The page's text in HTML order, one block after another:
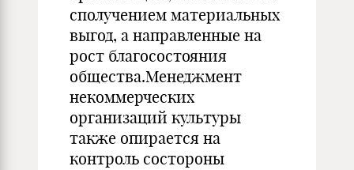
сполучением материальных
выгод, а направленные на
рост благосостоя­ния
общества.Менеджмент
некоммерческих
организаций культуры
также опирается на
контроль состороны